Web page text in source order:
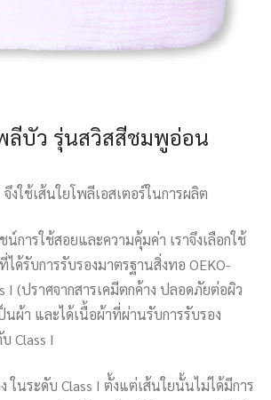
ลีบัว รุ่นสวิสสีชมพูอ่อน
งใช้เส้นใยโพลีเอสเตอร์ในการผลิต
น์การใช้สอยและความคุ้มค่า เราจึงเลือกใช้
ได้รับการรับรองมาตรฐานสิ่งทอ OEKO-
I (ปราศจากสารเคมีตกค้าง ปลอดภัยต่อผิว
ผ้า และได้เนื้อผ้าที่ผ่านรับการรับรอง
Class I
ในระดับ Class I ตั้งแต่เส้นใยนั้นไม่ได้มีการ